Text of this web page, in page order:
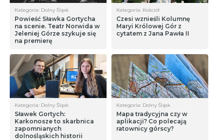
Kategoria: Dolny Śląsk
Powieść Sławka Gortycha
na scenie. Teatr Norwida w
Jeleniej Górze szykuje się
na premierę
Kategoria: Kościół
Czesi wznieśli Kolumnę
Maryi Królowej Gór z
cytatem z Jana Pawła II
Kategoria: Dolny Śląsk
Sławek Gortych:
Karkonosze to skarbnica
zapomnianych
dolnośląskich historii
Kategoria: Dolny Śląsk
Mapa tradycyjna czy w
aplikacji? Co polecają
ratownicy górscy?